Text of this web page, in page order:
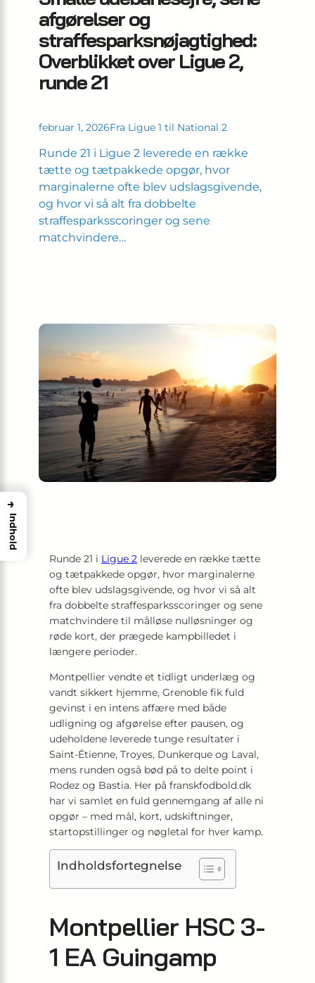
afgørelser og
straffesparksnøjagtighed:
Overblikket over Ligue 2,
runde 21
februar 1, 2026Fra Ligue 1 til National 2
Runde 21 i Ligue 2 leverede en række
tætte og tætpakkede opgør, hvor
marginalerne ofte blev udslagsgivende,
og hvor vi så alt fra dobbelte
straffesparksscoringer og sene
matchvindere…
Runde 21 i Ligue 2 leverede en række tætte
og tætpakkede opgør, hvor marginalerne
ofte blev udslagsgivende, og hvor vi så alt
fra dobbelte straffesparksscoringer og sene
matchvindere til målløse nulløsninger og
røde kort, der prægede kampbilledet i
længere perioder.
Montpellier vendte et tidligt underlæg og
vandt sikkert hjemme, Grenoble fik fuld
gevinst i en intens affære med både
udligning og afgørelse efter pausen, og
udeholdene leverede tunge resultater i
Saint-Étienne, Troyes, Dunkerque og Laval,
mens runden også bød på to delte point i
Rodez og Bastia. Her på franskfodbold.dk
har vi samlet en fuld gennemgang af alle ni
opgør – med mål, kort, udskiftninger,
startopstillinger og nøgletal for hver kamp.
Indholdsfortegnelse
Montpellier HSC 3-
1 EA Guingamp
→
Indhold